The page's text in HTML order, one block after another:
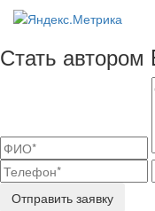
Стать автором
Отправить заявку